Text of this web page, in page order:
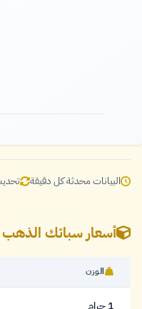
البيانات محدثة كل دقيقة
أسعار سبائك الذهب
الوزن
1 جرام